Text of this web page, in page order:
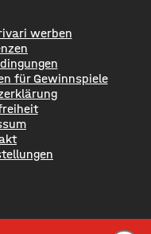
werben
für Gewinnspiele